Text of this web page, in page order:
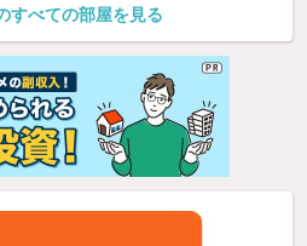
すべての部屋を見る